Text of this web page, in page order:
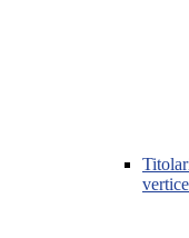
vertice